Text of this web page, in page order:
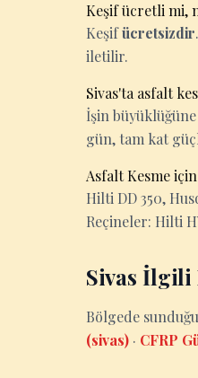
Keşif ücretli mi,
Keşifücretsizdir
iletilir.
Sivas'ta asfalt
İşin
gün, tam kat
Asfalt Kesme
Hilti DD 350,
Reçineler: Hilti
Sivas
Bölgede
(sivas) · CFRP